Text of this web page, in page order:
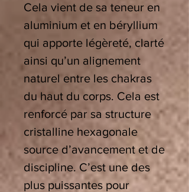
Cela vient de sa teneur en
aluminium et en béryllium
qui apporte légèreté, clarté
ainsi qu’un alignement
naturel entre les chakras
du haut du corps. Cela est
renforcé par sa structure
cristalline hexagonale
source d’avancement et de
discipline. C’est une des
plus puissantes pour